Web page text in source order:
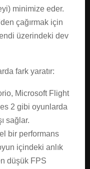
minimize eder.
çağırmak için
üzerindeki dev
fark yaratır:
Microsoft Flight
2 gibi oyunlarda
sağlar.
bir performans
içindeki anlık
düşük FPS